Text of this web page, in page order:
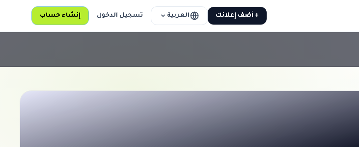
+ أضف إعلانك العربية تسجيل الدخول إنشاء حساب